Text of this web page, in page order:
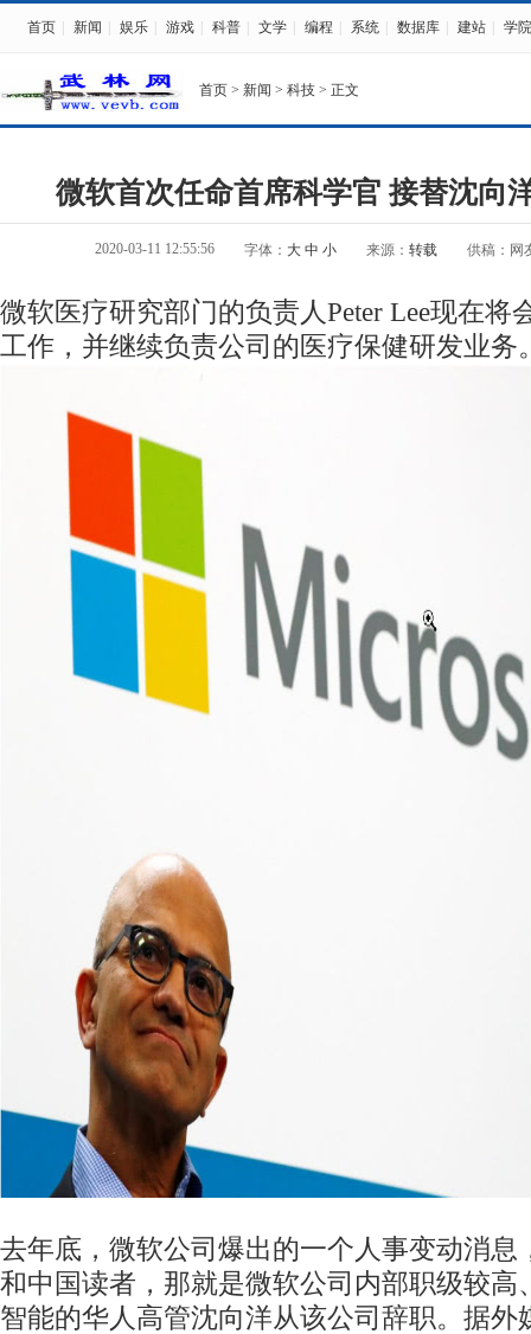
首页 新闻 娱乐 游戏 科普 文学 编程 系统 数据库 建站 学院
首页 > 新闻 > 科技 > 正文
微软首次任命首席科学官 接替沈向
2020-03-11 12:55:56 字体： 大 中 小 来源： 转载 供稿：网
微软医疗研究部门的负责人Peter Lee现在将
工作，并继续负责公司的医疗保健研发业务
去年底，微软公司爆出的一个人事变动消息
和中国读者，那就是微软公司内部职级较高
智能的华人高管沈向洋从该公司辞职。据外